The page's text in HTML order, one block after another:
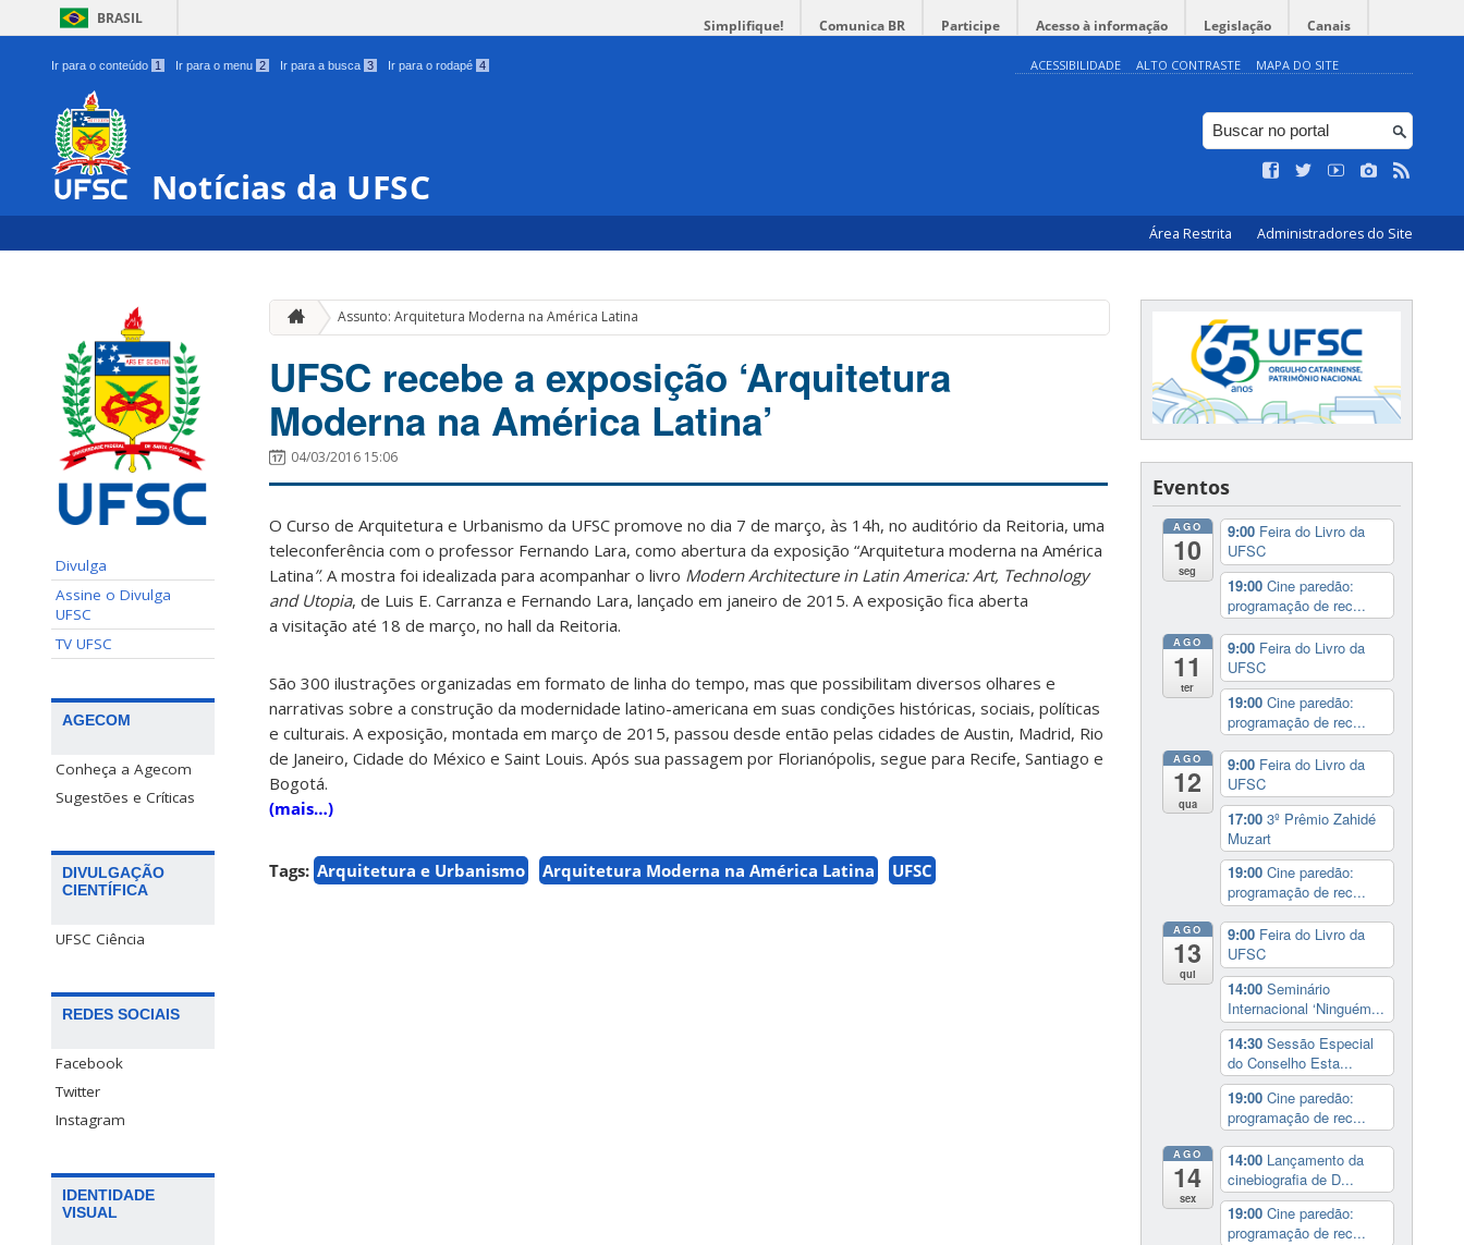
BRASIL Simplifique! Comunica BR Participe Acesso à informação Legislação Canais
Ir para o conteúdo 1 Ir para o menu 2 Ir para a busca 3 Ir para o rodapé 4 ACESSIBILIDADE ALTO CONTRASTE MAPA DO SITE
Notícias da UFSC
Área Restrita Administradores do Site
Divulga
Assine o Divulga
UFSC
TV UFSC
AGECOM
Conheça a Agecom
Sugestões e Críticas
DIVULGAÇÃO
CIENTÍFICA
UFSC Ciência
REDES SOCIAIS
Facebook
Twitter
Instagram
IDENTIDADE
VISUAL
Assunto: Arquitetura Moderna na América Latina
UFSC recebe a exposição ‘Arquitetura
Moderna na América Latina’
04/03/2016 15:06
O Curso de Arquitetura e Urbanismo da UFSC promove no dia 7 de março, às 14h, no auditório da Reitoria, uma
teleconferência com o professor Fernando Lara, como abertura da exposição “Arquitetura moderna na América
Latina”. A mostra foi idealizada para acompanhar o livro Modern Architecture in Latin America: Art, Technology
and Utopia, de Luis E. Carranza e Fernando Lara, lançado em janeiro de 2015. A exposição fica aberta
a visitação até 18 de março, no hall da Reitoria.
São 300 ilustrações organizadas em formato de linha do tempo, mas que possibilitam diversos olhares e
narrativas sobre a construção da modernidade latino-americana em suas condições históricas, sociais, políticas
e culturais. A exposição, montada em março de 2015, passou desde então pelas cidades de Austin, Madrid, Rio
de Janeiro, Cidade do México e Saint Louis. Após sua passagem por Florianópolis, segue para Recife, Santiago e
Bogotá.
(mais…)
Tags: Arquitetura e Urbanismo Arquitetura Moderna na América Latina UFSC
Eventos
AGO
10
seg
9:00 Feira do Livro da
UFSC
19:00 Cine paredão:
programação de rec...
AGO
11
ter
9:00 Feira do Livro da
UFSC
19:00 Cine paredão:
programação de rec...
AGO
12
qua
9:00 Feira do Livro da
UFSC
17:00 3º Prêmio Zahidé
Muzart
19:00 Cine paredão:
programação de rec...
AGO
13
qui
9:00 Feira do Livro da
UFSC
14:00 Seminário
Internacional ‘Ninguém...
14:30 Sessão Especial
do Conselho Esta...
19:00 Cine paredão:
programação de rec...
AGO
14
sex
14:00 Lançamento da
cinebiografia de D...
19:00 Cine paredão:
programação de rec...